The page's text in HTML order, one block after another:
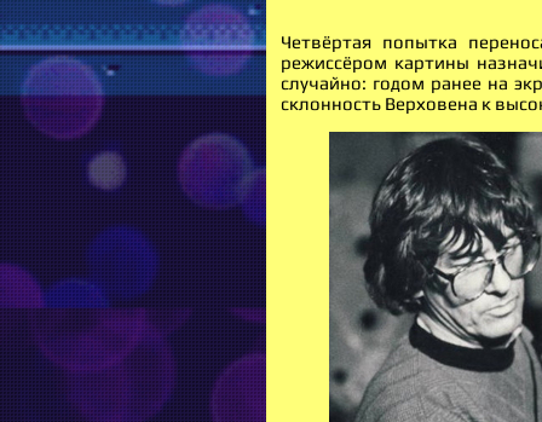
Четвёртая попытка
режиссёром картины
случайно: годом ранее на
склонность Верховена к